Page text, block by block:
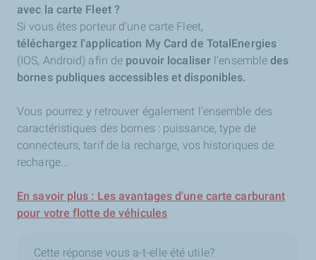
avec la carte Fleet ?
Si vous êtes porteur d'une carte Fleet,
téléchargez l'application My Card de TotalEnergies
(IOS, Android) afin de pouvoir localiser l'ensembledes
bornes publiques accessibles et disponibles.
Vous pourrez y retrouver également l'ensemble des
caractéristiques des bornes : puissance, type de
connecteurs, tarif de la recharge, vos historiques de
recharge...
En savoir plus : Les avantages d'une carte carburant
pour votre flotte de véhicules
Cette réponse vous a-t-elle été utile?